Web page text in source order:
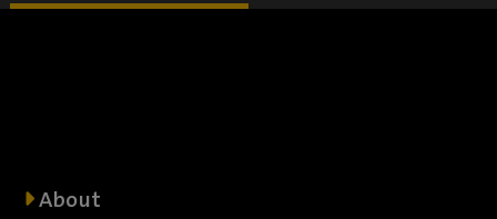
About